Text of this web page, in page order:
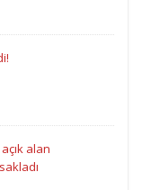
alan